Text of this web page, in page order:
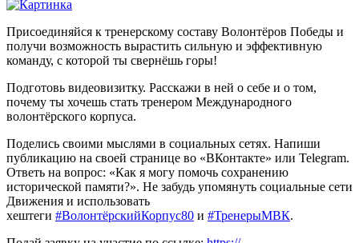
Присоединяйся к тренерскому составу Волонтёров Победы и
получи возможность вырастить сильную и эффективную
команду, с которой ты свернёшь горы!
Подготовь видеовизитку. Расскажи в ней о себе и о том,
почему ты хочешь стать тренером Международного
волонтёрского корпуса.
Поделись своими мыслями в социальных сетях. Напиши
публикацию на своей странице во «ВКонтакте» или Telegram.
Ответь на вопрос: «Как я могу помочь сохранению
исторической памяти?». Не забудь упомянуть социальные сети
Движения и использовать
хештеги #ВолонтёрскийКорпус80 и #ТренерыМВК.